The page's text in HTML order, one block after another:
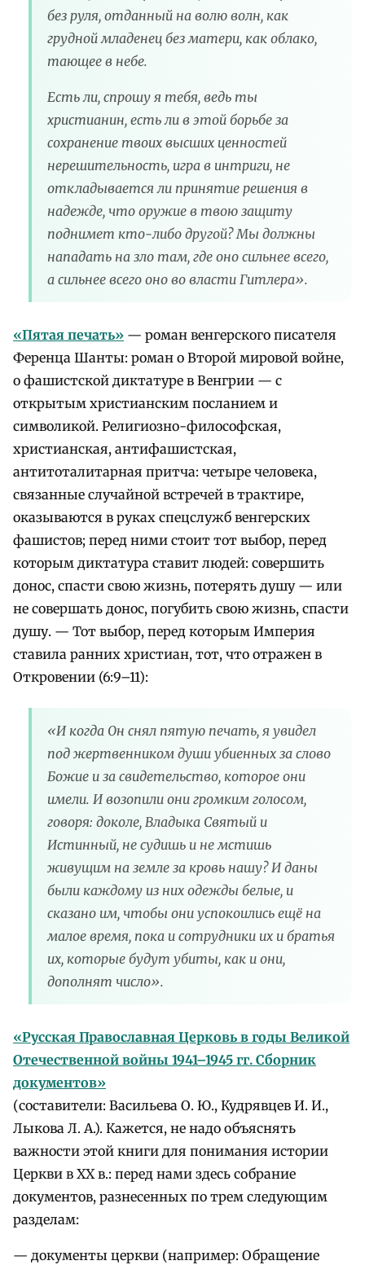
без руля, отданный на волю волн, как
грудной младенец без матери, как облако,
тающее в небе.
Есть ли, спрошу я тебя, ведь ты
христианин, есть ли в этой борьбе за
сохранение твоих высших ценностей
нерешительность, игра в интриги, не
откладывается ли принятие решения в
надежде, что оружие в твою защиту
поднимет кто-либо другой? Мы должны
нападать на зло там, где оно сильнее всего,
а сильнее всего оно во власти Гитлера».
«Пятая печать» — роман венгерского писателя
Ференца Шанты: роман о Второй мировой войне,
о фашистской диктатуре в Венгрии — с
открытым христианским посланием и
символикой. Религиозно-философская,
христианская, антифашистская,
антитоталитарная притча: четыре человека,
связанные случайной встречей в трактире,
оказываются в руках спецслужб венгерских
фашистов; перед ними стоит тот выбор, перед
которым диктатура ставит людей: совершить
донос, спасти свою жизнь, потерять душу — или
не совершать донос, погубить свою жизнь, спасти
душу. — Тот выбор, перед которым Империя
ставила ранних христиан, тот, что отражен в
Откровении (6:9–11):
«И когда Он снял пятую печать, я увидел
под жертвенником души убиенных за слово
Божие и за свидетельство, которое они
имели. И возопили они громким голосом,
говоря: доколе, Владыка Святый и
Истинный, не судишь и не мстишь
живущим на земле за кровь нашу? И даны
были каждому из них одежды белые, и
сказано им, чтобы они успокоились ещё на
малое время, пока и сотрудники их и братья
их, которые будут убиты, как и они,
дополнят число».
«Русская Православная Церковь в годы Великой
Отечественной войны 1941–1945 гг. Сборник
документов»
(составители: Васильева О. Ю., Кудрявцев И. И.,
Лыкова Л. А.). Кажется, не надо объяснять
важности этой книги для понимания истории
Церкви в XX в.: перед нами здесь собрание
документов, разнесенных по трем следующим
разделам:
— документы церкви (например: Обращение